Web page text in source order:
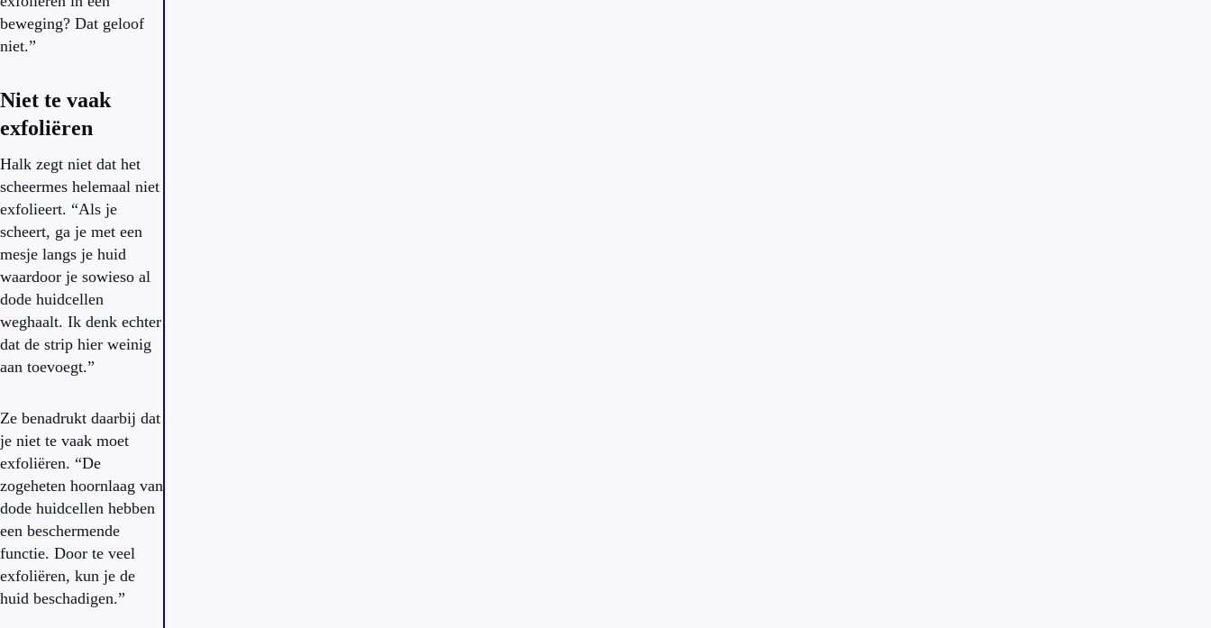
beweging? Dat geloof
niet.”
Niet te vaak
exfoliëren
Halk zegt niet dat het
scheermes helemaal niet
exfolieert. “Als je
scheert, ga je met een
mesje langs je huid
waardoor je sowieso al
dode huidcellen
weghaalt. Ik denk echter
dat de strip hier weinig
aan toevoegt.”
Ze benadrukt daarbij dat
je niet te vaak moet
exfoliëren. “De
zogeheten hoornlaag van
dode huidcellen hebben
een beschermende
functie. Door te veel
exfoliëren, kun je de
huid beschadigen.”